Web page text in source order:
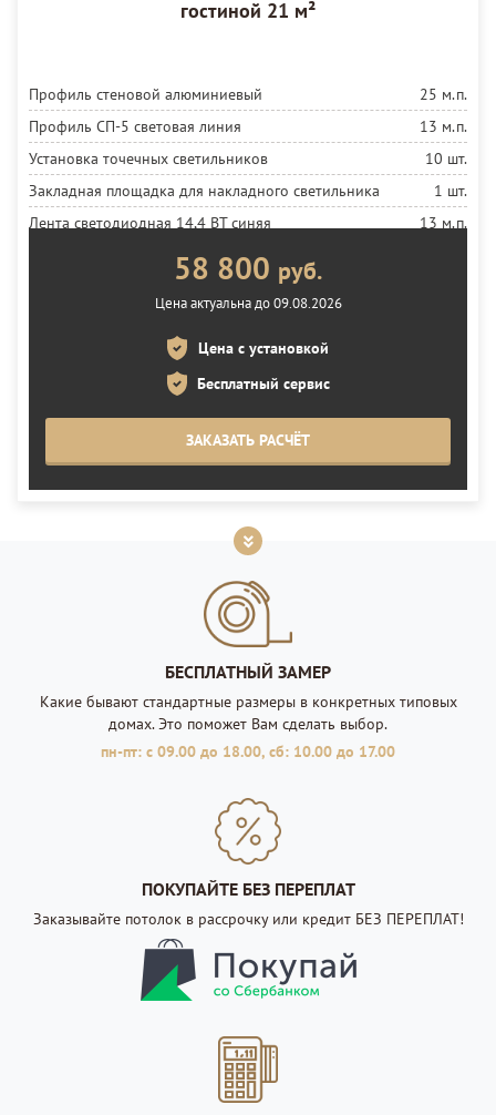
гостиной 21 м²
Профиль стеновой алюминиевый
25 м.п.
Профиль СП-5 световая линия
13 м.п.
Установка точечных светильников
10 шт.
Закладная площадка для накладного светильника
1 шт.
Лента светодиодная 14,4 ВТ синяя
13 м.п.
58 800 руб.
Цена актуальна до 09.08.2026
Цена с установкой
Бесплатный сервис
ЗАКАЗАТЬ РАСЧЁТ
БЕСПЛАТНЫЙ ЗАМЕР
Какие бывают стандартные размеры в конкретных типовых
домах. Это поможет Вам сделать выбор.
пн-пт: с 09.00 до 18.00, сб: 10.00 до 17.00
ПОКУПАЙТЕ БЕЗ ПЕРЕПЛАТ
Заказывайте потолок в рассрочку или кредит БЕЗ ПЕРЕПЛАТ!